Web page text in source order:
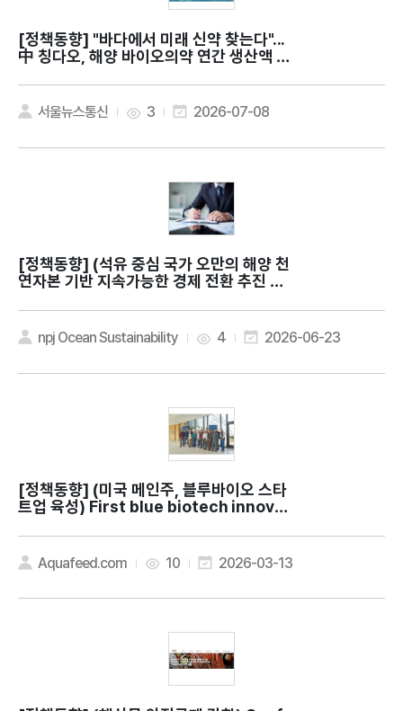
[정책동향]
中 칭다오, 해양 바이오의약 연간 생산액 약
서울뉴스통신 3 2026-07-08
[정책동향]
연자본 기반 지속가능한 경제 전환 추진 전
e Gold: lessons from Oman for sust
ainable ocean economies
npj Ocean Sustainability 4 2026-06-23
[정책동향]
트업 육성) First blue biotech innovat
Aquafeed.com 10 2026-03-13